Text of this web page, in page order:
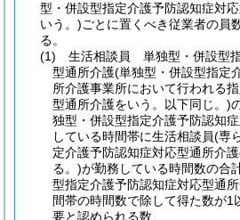
型・併設型指定介護予防認知症対
いう。)ごとに置くべき従業者の員
る。
(1)
生活相談員 単独型・併設型
型通所介護(単独型・併設型指定
所介護事業所において行われる
型通所介護をいう。以下同じ。)
独型・併設型指定介護予防認知
している時間帯に生活相談員(専
定介護予防認知症対応型通所介
る。)が勤務している時間数の合
型指定介護予防認知症対応型通
間帯の時間数で除して得た数が1
要と認められる数